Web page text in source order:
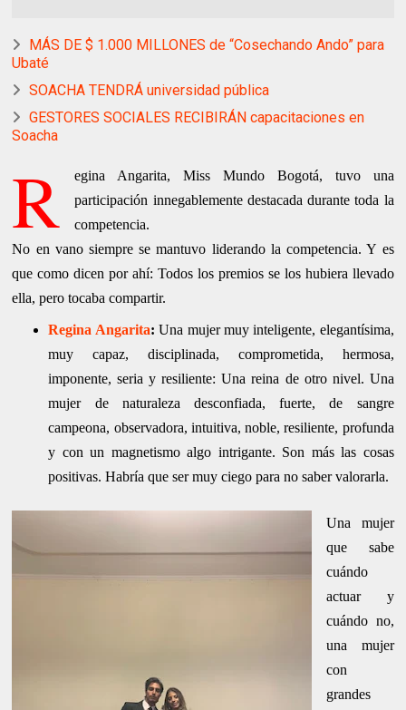
MÁS DE $ 1.000 MILLONES de “Cosechando Ando” para
Ubaté
SOACHA TENDRÁ universidad pública
GESTORES SOCIALES RECIBIRÁN capacitaciones en
Soacha
R
egina Angarita, Miss Mundo Bogotá, tuvo una
participación innegablemente destacada durante toda la
competencia.
No en vano siempre se mantuvo liderando la competencia. Y es
que como dicen por ahí: Todos los premios se los hubiera llevado
ella, pero tocaba compartir.
Regina Angarita: Una mujer muy inteligente, elegantísima,
muy capaz, disciplinada, comprometida, hermosa,
imponente, seria y resiliente: Una reina de otro nivel. Una
mujer de naturaleza desconfiada, fuerte, de sangre
campeona, observadora, intuitiva, noble, resiliente, profunda
y con un magnetismo algo intrigante. Son más las cosas
positivas. Habría que ser muy ciego para no saber valorarla.
Una mujer
que sabe
cuándo
actuar y
cuándo no,
una mujer
con
grandes